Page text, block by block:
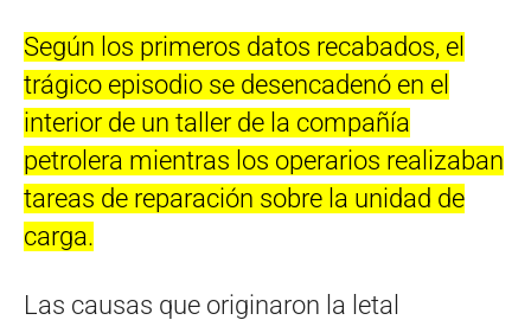
Según los primeros datos recabados, el
trágico episodio se desencadenó en el
interior de un taller de la compañía
petrolera mientras los operarios realizaban
tareas de reparación sobre la unidad de
carga.
Las causas que originaron la letal